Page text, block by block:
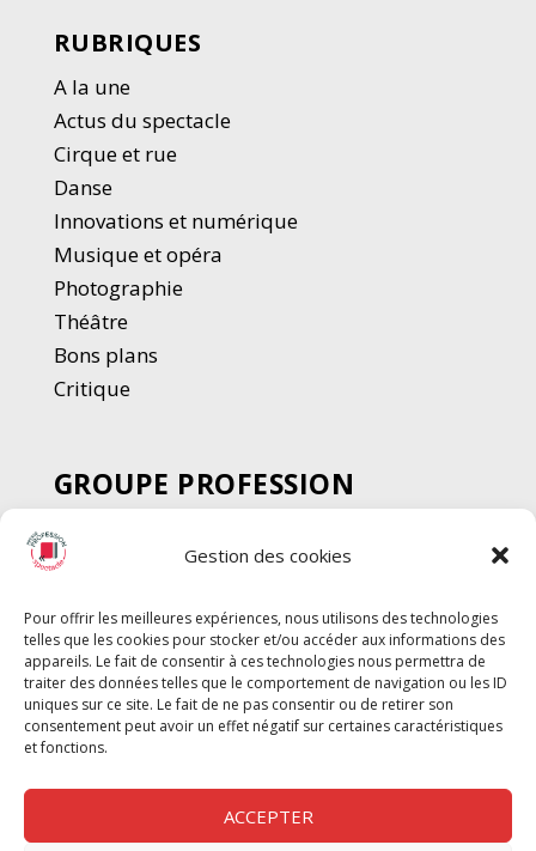
Gestion des cookies
Pour offrir les meilleures expériences, nous utilisons des technologies
telles que les cookies pour stocker et/ou accéder aux informations des
appareils. Le fait de consentir à ces technologies nous permettra de
traiter des données telles que le comportement de navigation ou les ID
uniques sur ce site. Le fait de ne pas consentir ou de retirer son
consentement peut avoir un effet négatif sur certaines caractéristiques
et fonctions.
ACCEPTER
RUBRIQUES
A la une
Actus du spectacle
Cirque et rue
Danse
Innovations et numérique
Musique et opéra
Photographie
Théâtre
Bons plans
Critique
GROUPE PROFESSION
SPECTACLE
Chèque Intermittents
Chèque Compta
Chèque Emploi Spectacle
G-Pods
Profession Audio-visuel